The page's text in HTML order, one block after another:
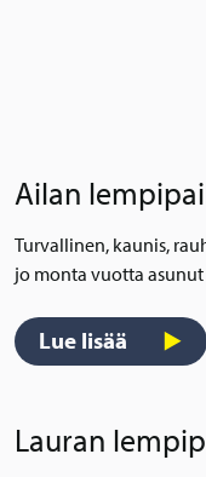
Ailan
Turvallinen, kaunis,
jo monta vuotta
Lue lisää
Lauran